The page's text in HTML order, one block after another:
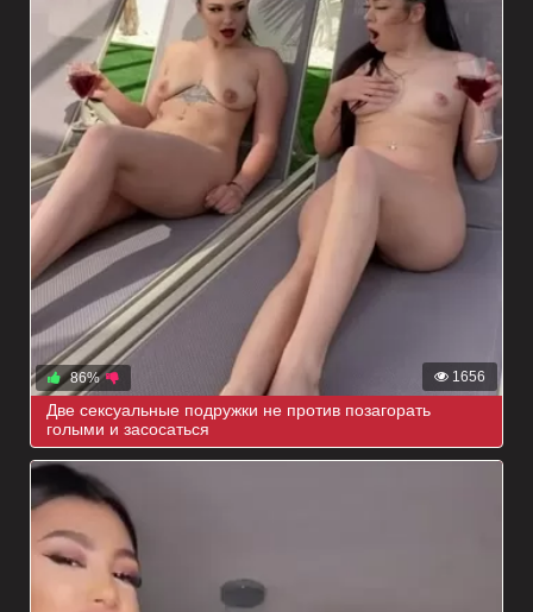
1656
86%
Две сексуальные подружки не против позагорать
голыми и засосаться